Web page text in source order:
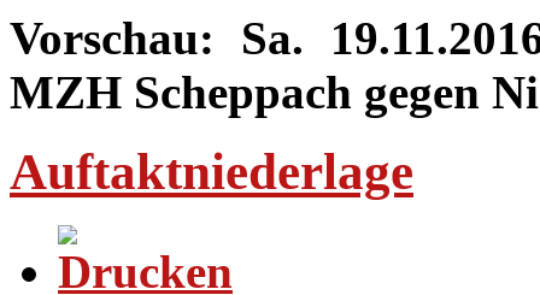
Vorschau: Sa.
MZH Scheppach gegen
Auftaktniederlage